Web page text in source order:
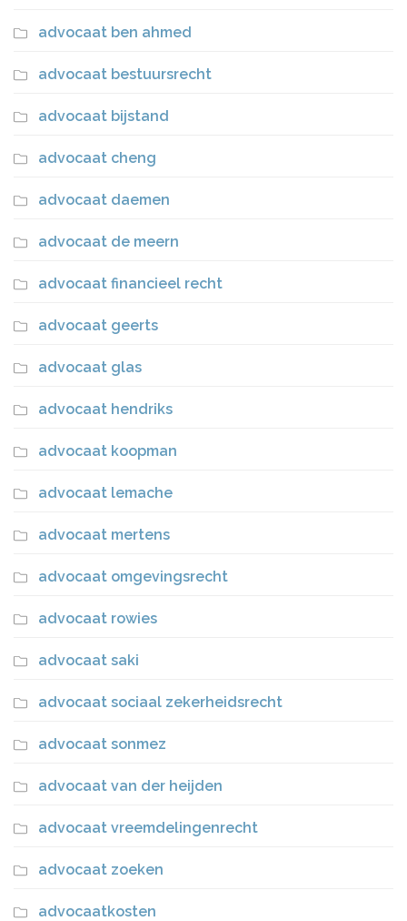
advocaat ben ahmed
advocaat bestuursrecht
advocaat bijstand
advocaat cheng
advocaat daemen
advocaat de meern
advocaat financieel recht
advocaat geerts
advocaat glas
advocaat hendriks
advocaat koopman
advocaat lemache
advocaat mertens
advocaat omgevingsrecht
advocaat rowies
advocaat saki
advocaat sociaal zekerheidsrecht
advocaat sonmez
advocaat van der heijden
advocaat vreemdelingenrecht
advocaat zoeken
advocaatkosten